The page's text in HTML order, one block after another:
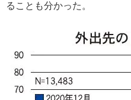
ることも分かった。